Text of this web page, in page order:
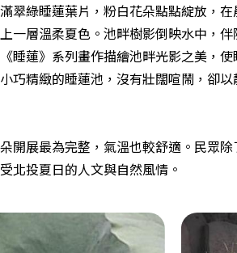
翠綠睡蓮葉片，粉白花朵點點綻放，
一層溫柔夏色。池畔樹影倒映水中，
睡蓮》系列畫作描繪池畔光影之美，
巧精緻的睡蓮池，沒有壯闊喧鬧，卻
開展最為完整，氣溫也較舒適。民眾
北投夏日的人文與自然風情。